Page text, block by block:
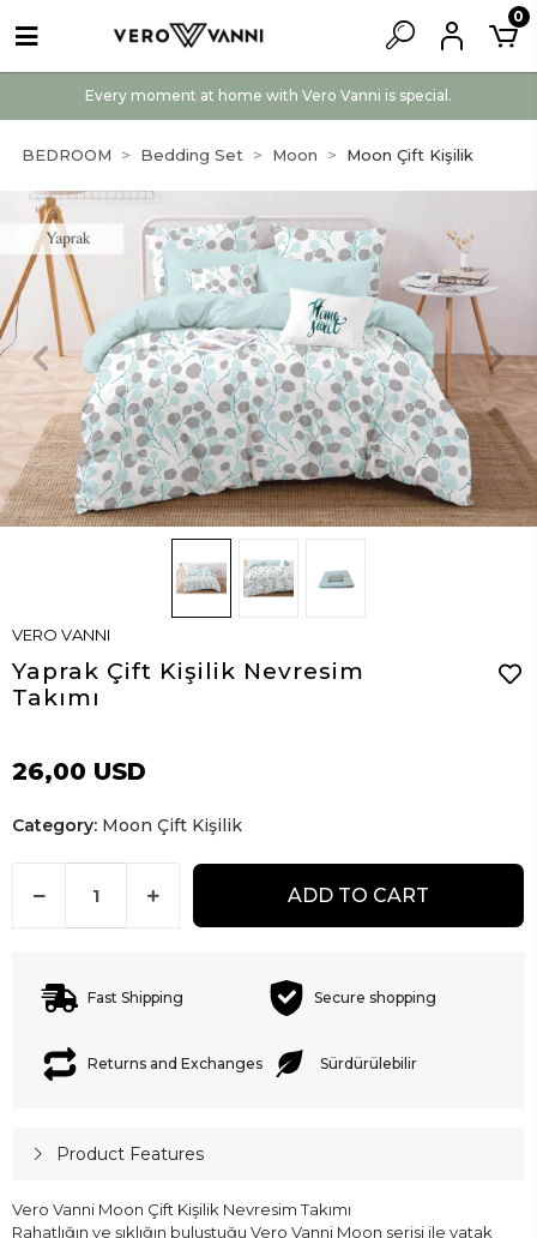
Every moment at home with Vero Vanni is special.
0
BEDROOM Bedding Set Moon Moon Çift Kişilik
VERO VANNI
Yaprak Çift Kişilik Nevresim
Takımı
26,00 USD
Category: Moon Çift Kişilik
ADD TO CART
Fast Shipping Secure shopping
Returns and Exchanges Sürdürülebilir
Product Features
Vero Vanni Moon Çift Kişilik Nevresim Takımı
Rahatlığın ve şıklığın buluştuğu Vero Vanni Moon serisi ile yatak